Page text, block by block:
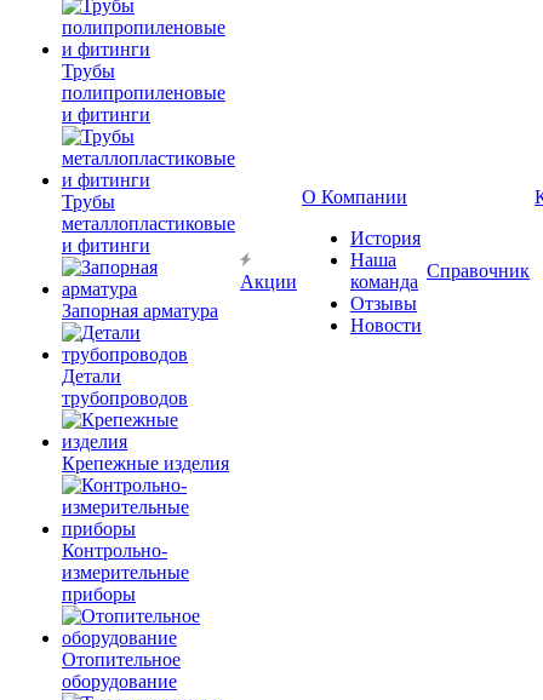
Трубы
полипропиленовые
и фитинги
Трубы
металлопластиковые
и фитинги
Запорная арматура
Детали
трубопроводов
Крепежные изделия
Контрольно-
измерительные
приборы
Отопительное
оборудование
Акции
О Компании
История
Наша
команда
Отзывы
Новости
Справочник